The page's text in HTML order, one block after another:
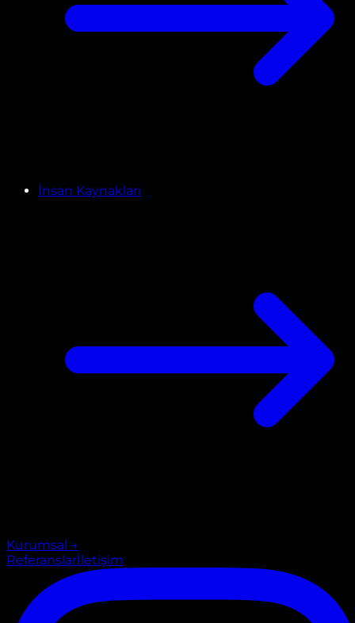
İnsan Kaynakları
Kurumsal →
Referanslarİletişim